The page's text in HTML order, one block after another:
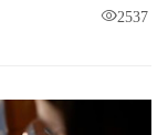
2537